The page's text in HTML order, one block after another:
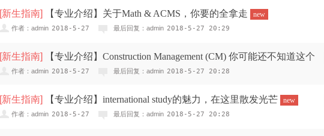
[新生指南] 【专业介绍】关于Math & ACMS，你要的全拿走 new
作者：admin 2018-5-27 最后回复：admin 2018-5-27 20:29
[新生指南]
【专业介绍】Construction Management (CM) 你可能还不知道这个
专...
new
作者：admin 2018-5-27 最后回复：admin 2018-5-27 20:28
[新生指南] 【专业介绍】international study的魅力，在这里散发光芒 new
作者：admin 2018-5-27 最后回复：admin 2018-5-27 20:28